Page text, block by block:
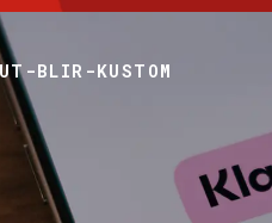
BLIR-KUSTOM